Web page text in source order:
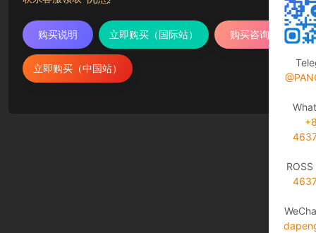
购买说明 立即购买（国际站） 购买咨询
立即购买（中国站）